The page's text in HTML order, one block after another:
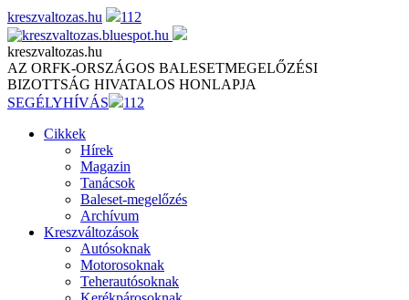
Skip
to
content
kreszvaltozas.hu 112
kreszvaltozas.hu
AZ ORFK-ORSZÁGOS BALESETMEGELŐZÉSI
BIZOTTSÁG HIVATALOS HONLAPJA
SEGÉLYHÍVÁS
112
Cikkek
Hírek
Magazin
Tanácsok
Baleset-megelőzés
Archívum
Kreszváltozások
Autósoknak
Motorosoknak
Teherautósoknak